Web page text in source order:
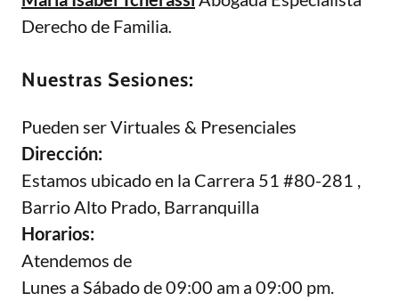
Derecho de Familia
Nuestras Sesiones:
Pueden ser Virtuales & Presenciales
Dirección:
Estamos ubicado en la Carrera 51 #80-281 ,
Barrio Alto Prado, Barranquilla
Horarios:
Atendemos de
Lunes a Sábado de 09:00 am a 09:00 pm.